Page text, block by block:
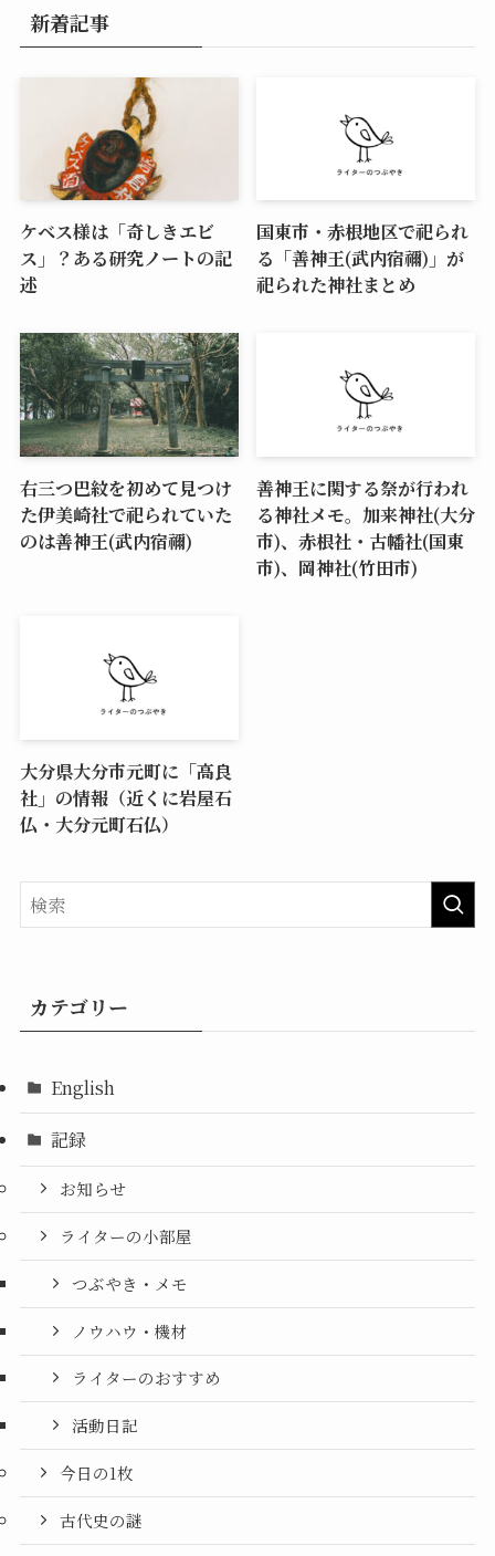
新着記事
ケベス様は「奇しきエビ
ス」？ある研究ノートの記
述
国東市・赤根地区で祀られ
る「善神王(武内宿禰)」が
祀られた神社まとめ
右三つ巴紋を初めて見つけ
た伊美崎社で祀られていた
のは善神王(武内宿禰)
善神王に関する祭が行われ
る神社メモ。加来神社(大分
市)、赤根社・古幡社(国東
市)、岡神社(竹田市)
大分県大分市元町に「高良
社」の情報（近くに岩屋石
仏・大分元町石仏）
カテゴリー
English
記録
お知らせ
ライターの小部屋
つぶやき・メモ
ノウハウ・機材
ライターのおすすめ
活動日記
今日の1枚
古代史の謎